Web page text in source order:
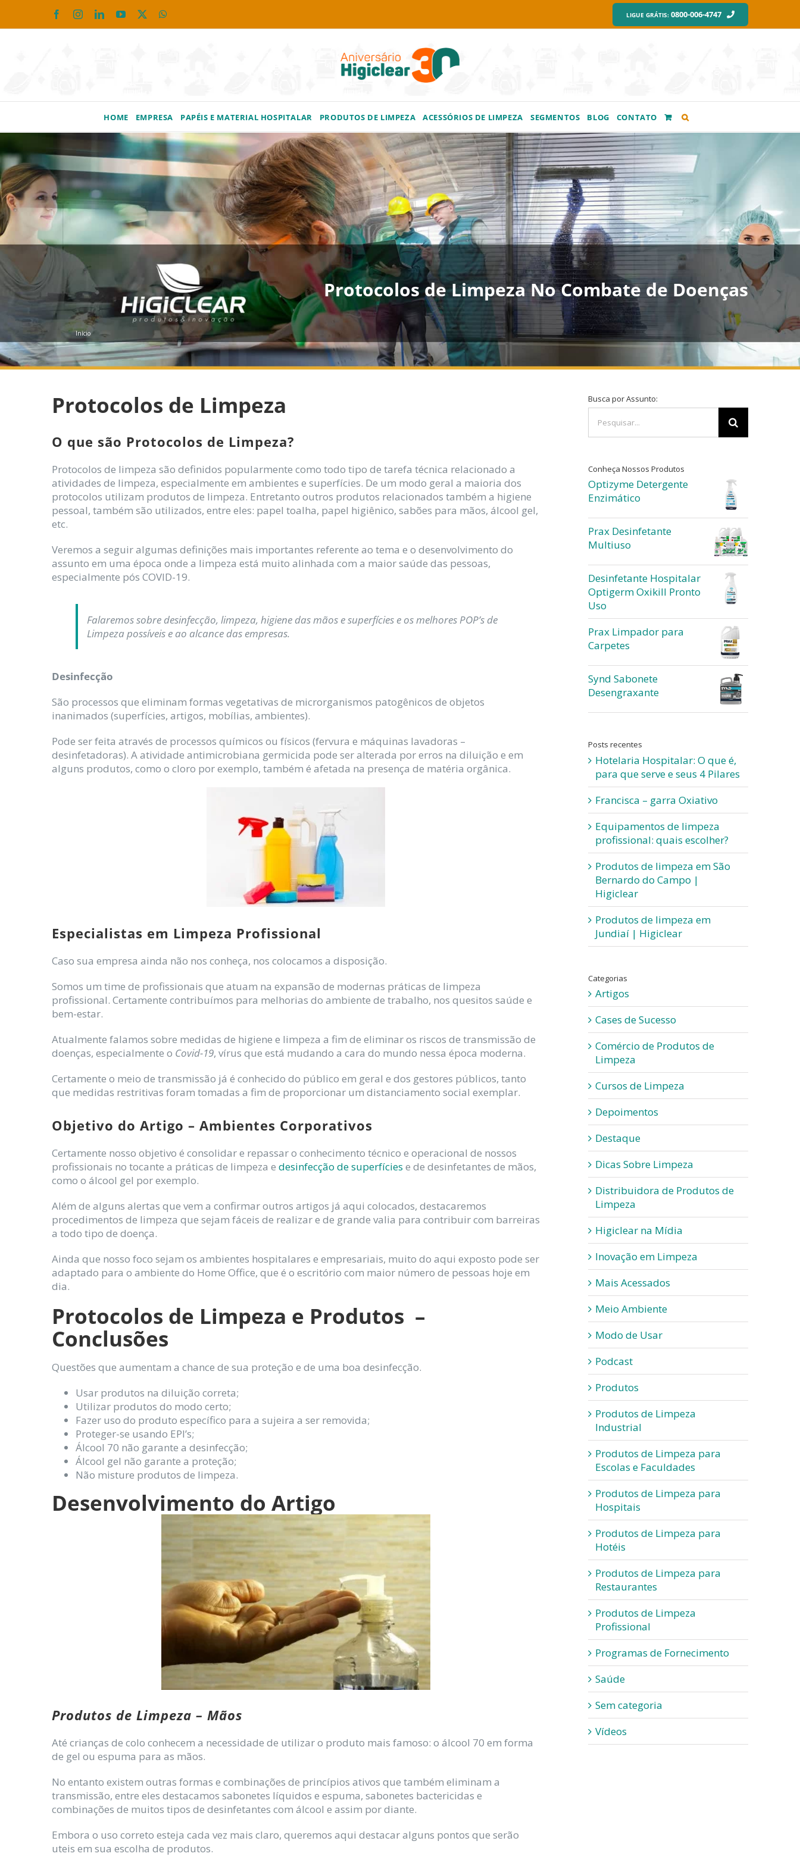
o
FacebookInstagramLinkedInYouTube LIGUE GRÁTIS: 0800-006-4747
HOME EMPRESA PAPÉIS E MATERIAL HOSPITALAR PRODUTOS DE LIMPEZA ACESSÓRIOS DE LIMPEZA SEGMENTOS BLOG CONTATO
Protocolos de Limpeza No Combate de Doenças
Início
Protocolos de Limpeza
O que são Protocolos de Limpeza?
Protocolos de limpeza são definidos popularmente como todo tipo de tarefa técnica relacionado a
atividades de limpeza, especialmente em ambientes e superfícies. De um modo geral a maioria dos
protocolos utilizam produtos de limpeza. Entretanto outros produtos relacionados também a higiene
pessoal, também são utilizados, entre eles: papel toalha, papel higiênico, sabões para mãos, álcool gel,
etc.
Veremos a seguir algumas definições mais importantes referente ao tema e o desenvolvimento do
assunto em uma época onde a limpeza está muito alinhada com a maior saúde das pessoas,
especialmente pós COVID-19.
Falaremos sobre desinfecção, limpeza, higiene das mãos e superfícies e os melhores POP’s de
Limpeza possíveis e ao alcance das empresas.
Desinfecção
São processos que eliminam formas vegetativas de microrganismos patogênicos de objetos
inanimados (superfícies, artigos, mobílias, ambientes).
Pode ser feita através de processos químicos ou físicos (fervura e máquinas lavadoras –
desinfetadoras). A atividade antimicrobiana germicida pode ser alterada por erros na diluição e em
alguns produtos, como o cloro por exemplo, também é afetada na presença de matéria orgânica.
Especialistas em Limpeza Profissional
Caso sua empresa ainda não nos conheça, nos colocamos a disposição.
Somos um time de profissionais que atuam na expansão de modernas práticas de limpeza
profissional. Certamente contribuímos para melhorias do ambiente de trabalho, nos quesitos saúde e
bem-estar.
Atualmente falamos sobre medidas de higiene e limpeza a fim de eliminar os riscos de transmissão de
doenças, especialmente o Covid-19, vírus que está mudando a cara do mundo nessa época moderna.
Certamente o meio de transmissão já é conhecido do público em geral e dos gestores públicos, tanto
que medidas restritivas foram tomadas a fim de proporcionar um distanciamento social exemplar.
Objetivo do Artigo – Ambientes Corporativos
Certamente nosso objetivo é consolidar e repassar o conhecimento técnico e operacional de nossos
profissionais no tocante a práticas de limpeza e desinfecção de superfícies e de desinfetantes de mãos,
como o álcool gel por exemplo.
Além de alguns alertas que vem a confirmar outros artigos já aqui colocados, destacaremos
procedimentos de limpeza que sejam fáceis de realizar e de grande valia para contribuir com barreiras
a todo tipo de doença.
Ainda que nosso foco sejam os ambientes hospitalares e empresariais, muito do aqui exposto pode ser
adaptado para o ambiente do Home Office, que é o escritório com maior número de pessoas hoje em
dia.
Protocolos de Limpeza e Produtos –
Conclusões
Questões que aumentam a chance de sua proteção e de uma boa desinfecção.
Usar produtos na diluição correta;
Utilizar produtos do modo certo;
Fazer uso do produto específico para a sujeira a ser removida;
Proteger-se usando EPI’s;
Álcool 70 não garante a desinfecção;
Álcool gel não garante a proteção;
Não misture produtos de limpeza.
Desenvolvimento do Artigo
Produtos de Limpeza – Mãos
Até crianças de colo conhecem a necessidade de utilizar o produto mais famoso: o álcool 70 em forma
de gel ou espuma para as mãos.
No entanto existem outras formas e combinações de princípios ativos que também eliminam a
transmissão, entre eles destacamos sabonetes líquidos e espuma, sabonetes bactericidas e
combinações de muitos tipos de desinfetantes com álcool e assim por diante.
Embora o uso correto esteja cada vez mais claro, queremos aqui destacar alguns pontos que serão
uteis em sua escolha de produtos.
Busca por Assunto:
resultados
para:
Conheça Nossos Produtos
Optizyme Detergente
Enzimático
Prax Desinfetante
Multiuso
Desinfetante Hospitalar
Optigerm Oxikill Pronto
Uso
Prax Limpador para
Carpetes
Synd Sabonete
Desengraxante
Posts recentes
Hotelaria Hospitalar: O que é,
para que serve e seus 4 Pilares
Francisca – garra Oxiativo
Equipamentos de limpeza
profissional: quais escolher?
Produtos de limpeza em São
Bernardo do Campo |
Higiclear
Produtos de limpeza em
Jundiaí | Higiclear
Categorias
Artigos
Cases de Sucesso
Comércio de Produtos de
Limpeza
Cursos de Limpeza
Depoimentos
Destaque
Dicas Sobre Limpeza
Distribuidora de Produtos de
Limpeza
Higiclear na Mídia
Inovação em Limpeza
Mais Acessados
Meio Ambiente
Modo de Usar
Podcast
Produtos
Produtos de Limpeza
Industrial
Produtos de Limpeza para
Escolas e Faculdades
Produtos de Limpeza para
Hospitais
Produtos de Limpeza para
Hotéis
Produtos de Limpeza para
Restaurantes
Produtos de Limpeza
Profissional
Programas de Fornecimento
Saúde
Sem categoria
Vídeos